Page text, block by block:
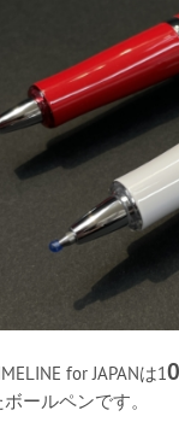
for JAPANは1
ボールペンです。